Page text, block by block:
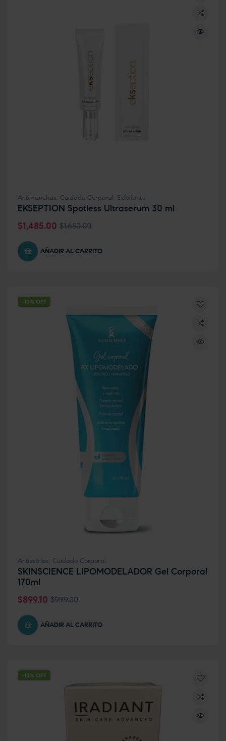
Antimanchas, Cuidado Corporal , Exfoliante
EKSEPTION Spotless Ultraserum 30 ml
$1,650.00
$1,485.00
AÑADIR AL CARRITO
-10% OFF
Antiestrías, Cuidado Corporal
SKINSCIENCE LIPOMODELADOR Gel Corporal
170ml
$999.00
$899.10
AÑADIR AL CARRITO
-10% OFF